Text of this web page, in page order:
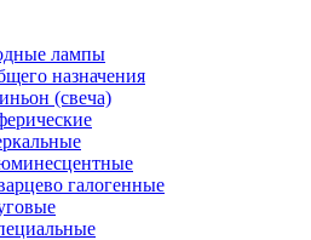
лампы
назначения
(свеча)
галогенные